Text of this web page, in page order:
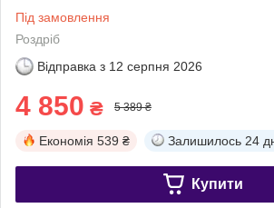
Під замовлення
Роздріб
Відправка з 12 серпня 2026
4 850 ₴ 5 389 ₴
Економія 539 ₴ Залишилось 24
Купити